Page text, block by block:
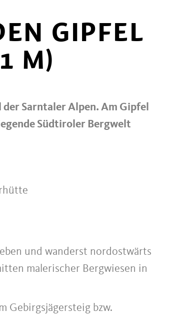
GIPFEL
M)
Sarntaler Alpen. Am Gipfel
Südtiroler Bergwelt
und wanderst nordostwärts
malerischer Bergwiesen in
Gebirgsjägersteig bzw.